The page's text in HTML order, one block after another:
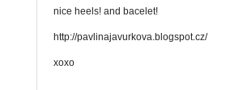
nice heels! and bacelet!
http://pavlinajavurkova.blogspot.cz/
xoxo